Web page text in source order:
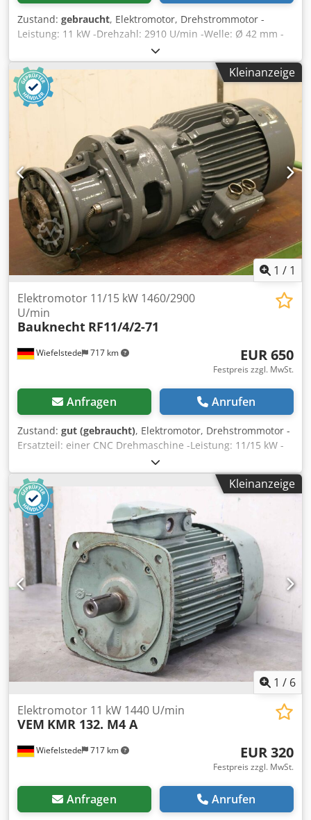
Zustand: gebraucht, Elektromotor, Drehstrommotor -
Leistung: 11 kW -Drehzahl: 2910 U/min -Welle: Ø 42 mm -
Bauform: B35 -Schutzart: IP 54 -Anzahl: 3x vorhanden -
Preis: pro Stück Dwsdpfocwuv Hsx Abnea -Abmessungen:
590/354/H405 mm -Gewicht: 76 kg
Kleinanzeige
1 / 1
Wiefelstede 717 km
Elektromotor 11/15 kW 1460/2900
U/min
Bauknecht RF11/4/2-71
EUR 650
Festpreis zzgl. MwSt.
Anfragen Anrufen
Zustand: gut (gebraucht), Elektromotor, Drehstrommotor -
Ersatzteil: einer CNC Drehmaschine -Leistung: 11/15 kW -
Drehzahl: 1460/2900 U/min Dwedpeb A Hcbsfx Abnoa -mit
elektrischer Kupplung: 24 V und Keilriemenscheibe -
Bauform: B5 -Schutzart: IP 44 -Abmessungen:
820/440/H320 mm -Gewicht: 180 kg
Kleinanzeige
1 / 6
Wiefelstede 717 km
Elektromotor 11 kW 1440 U/min
VEM KMR 132. M4 A
EUR 320
Festpreis zzgl. MwSt.
Anfragen Anrufen